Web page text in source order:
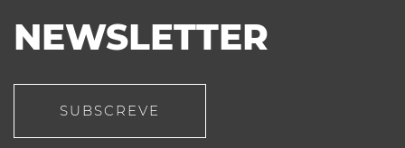
NEWSLETTER
SUBSCREVE